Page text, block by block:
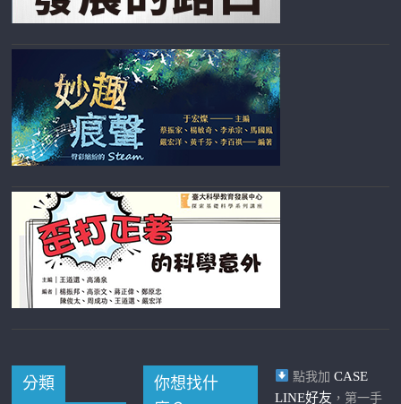
分類
你想找什
點我加 CASE
LINE好友 ，第一手